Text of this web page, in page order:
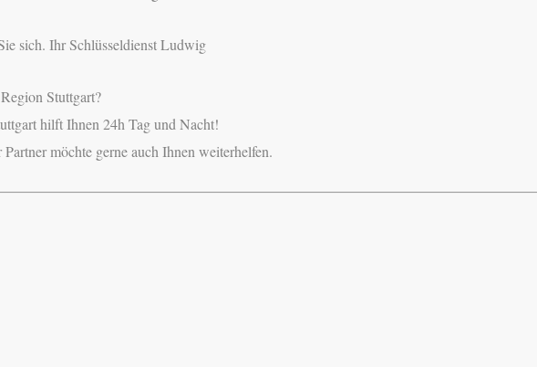
sich. Ihr Schlüsseldienst Ludwig
Stuttgart?
hilft Ihnen 24h Tag und Nacht!
möchte gerne auch Ihnen weiterhelfen.